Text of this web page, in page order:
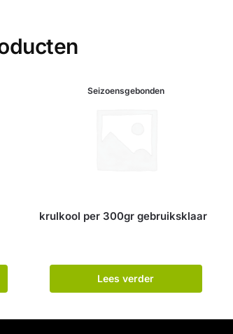
Seizoensgebonden
krulkool per 300gr gebruiksklaar
Lees verder